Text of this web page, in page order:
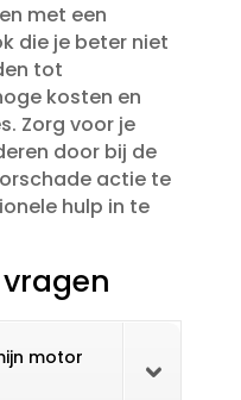
met een
die je beter niet
tot
kosten en
Zorg voor je
door bij de
actie te
hulp in te
motor